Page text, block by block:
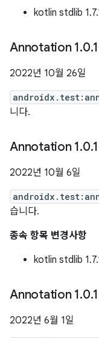
kotlin stdlib
Annotation 1.0.
2022년 10월 26일
니다.
Annotation 1.0.
2022년 10월 6일
습니다.
종속 항목 변경사항
kotlin stdlib
Annotation 1.0.
2022년 6월 1일